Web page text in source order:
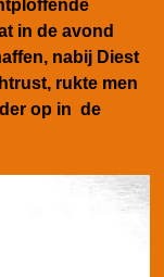
in de avond
nabij Diest
rukte men
op in de